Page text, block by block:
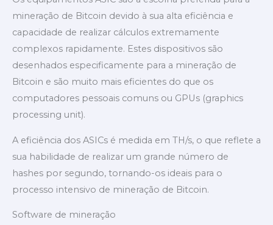
mineração de Bitcoin devido à sua alta eficiência e
capacidade de realizar cálculos extremamente
complexos rapidamente. Estes dispositivos são
desenhados especificamente para a mineração de
Bitcoin e são muito mais eficientes do que os
computadores pessoais comuns ou GPUs (graphics
processing unit).
A eficiência dos ASICs é medida em TH/s, o que reflete a
sua habilidade de realizar um grande número de
hashes por segundo, tornando-os ideais para o
processo intensivo de mineração de Bitcoin.
Software de mineração